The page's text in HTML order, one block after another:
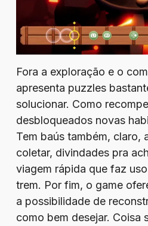
Fora a exploração e o
apresenta puzzles
solucionar. Como
desbloqueados novas
Tem baús também, claro,
coletar, divindades pra
viagem rápida que faz
trem. Por fim, o game
a possibilidade de
como bem desejar. Coisa